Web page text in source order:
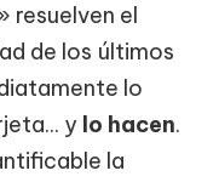
resuelven el
de los últimos
lo
y lo hacen.
la